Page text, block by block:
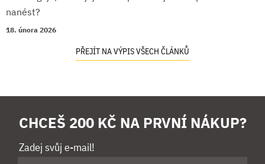
nanést?
18. února 2026
PŘEJÍT NA VÝPIS VŠECH ČLÁNKŮ
CHCEŠ 200 KČ NA PRVNÍ NÁKUP?
Zadej svůj e-mail!